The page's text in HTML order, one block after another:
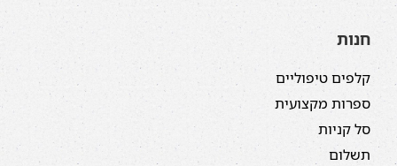
חנות
קלפים טיפוליים
ספרות מקצועית
סל קניות
תשלום